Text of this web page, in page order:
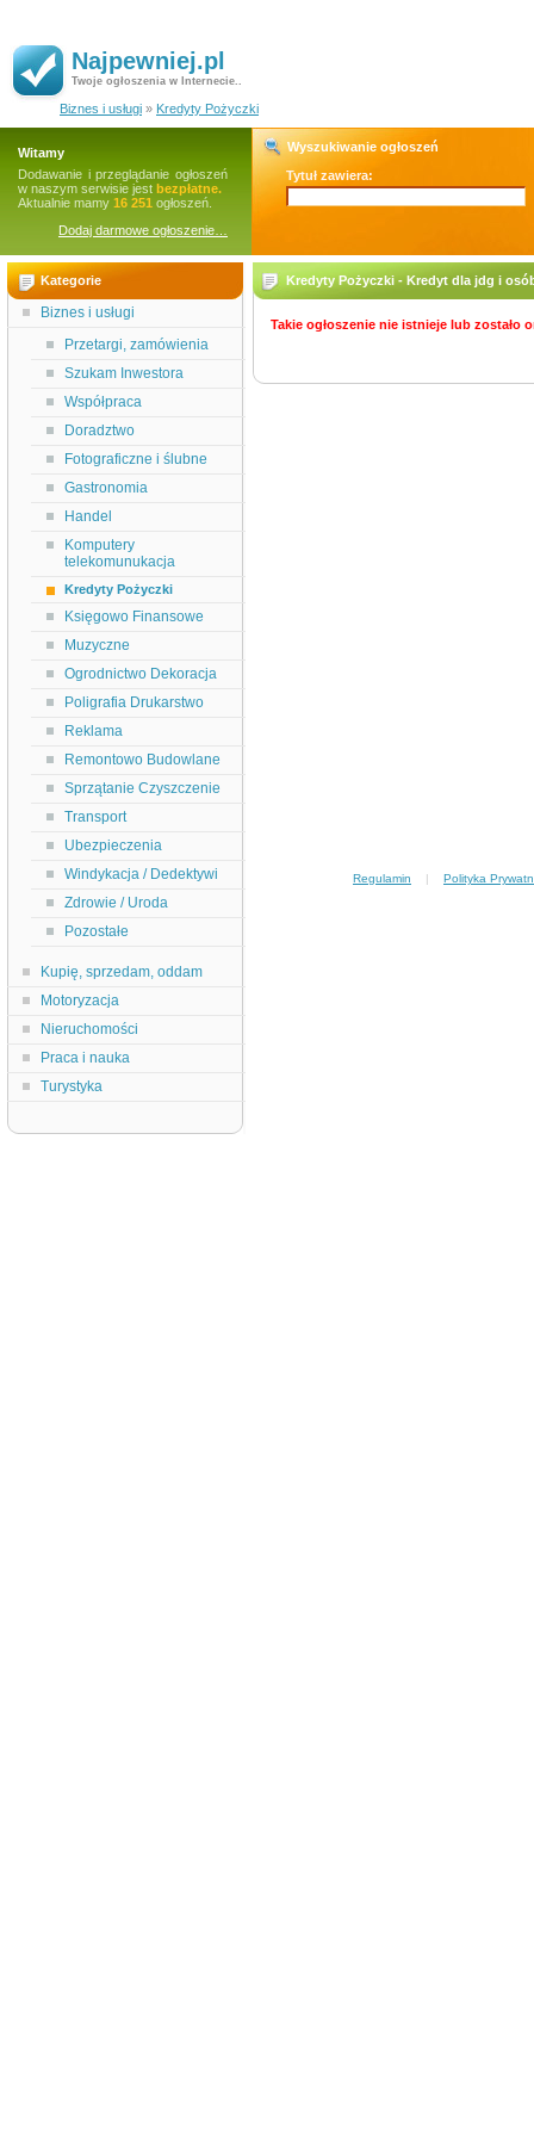
Najpewniej.pl
Twoje ogłoszenia w Internecie..
Biznes i usługi » Kredyty Pożyczki
Witamy
Dodawanie i przeglądanie ogłoszeń
w naszym serwisie jest bezpłatne.
Aktualnie mamy 16 251 ogłoszeń.
Dodaj darmowe ogłoszenie…
Wyszukiwanie ogłoszeń
Tytuł zawiera:
Kategorie
Biznes i usługi
Przetargi, zamówienia
Szukam Inwestora
Współpraca
Doradztwo
Fotograficzne i ślubne
Gastronomia
Handel
Komputery
telekomunukacja
Kredyty Pożyczki
Księgowo Finansowe
Muzyczne
Ogrodnictwo Dekoracja
Poligrafia Drukarstwo
Reklama
Remontowo Budowlane
Sprzątanie Czyszczenie
Transport
Ubezpieczenia
Windykacja / Dedektywi
Zdrowie / Uroda
Pozostałe
Kupię, sprzedam, oddam
Motoryzacja
Nieruchomości
Praca i nauka
Turystyka
Kredyty Pożyczki - Kredyt dla jdg i
Takie ogłoszenie nie istnieje lub zostało
Regulamin | Polityka